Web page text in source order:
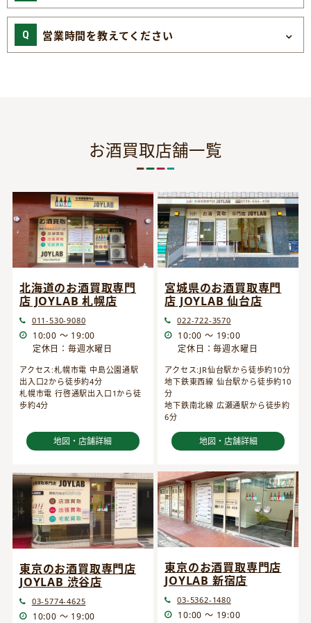
営業時間を教えてください
お酒買取店舗一覧
北海道のお酒買取専門
店 JOYLAB 札幌店
011-530-9080
10:00 ～ 19:00
定休日：毎週水曜日
アクセス:札幌市電 中島公園通駅
出入口2から徒歩約4分
札幌市電 行啓通駅出入口1から徒
歩約4分
地図・店舗詳細
宮城県のお酒買取専門
店 JOYLAB 仙台店
022-722-3570
10:00 ～ 19:00
定休日：毎週水曜日
アクセス:JR仙台駅から徒歩約10分
地下鉄東西線 仙台駅から徒歩約10
分
地下鉄南北線 広瀬通駅から徒歩約
6分
地図・店舗詳細
東京のお酒買取専門店
JOYLAB 渋谷店
03-5774-4625
10:00 ～ 19:00
東京のお酒買取専門店
JOYLAB 新宿店
03-5362-1480
10:00 ～ 19:00